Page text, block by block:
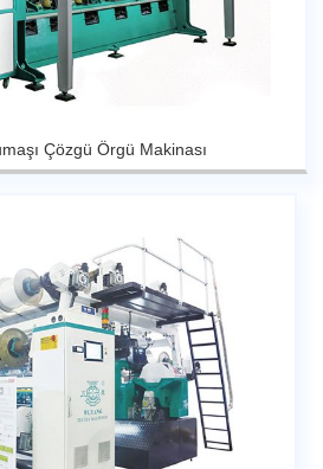
Çözgü Örgü Makinası